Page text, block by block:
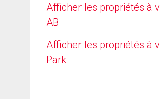
Afficher les propriétés à
AB
Afficher les propriétés à
Park